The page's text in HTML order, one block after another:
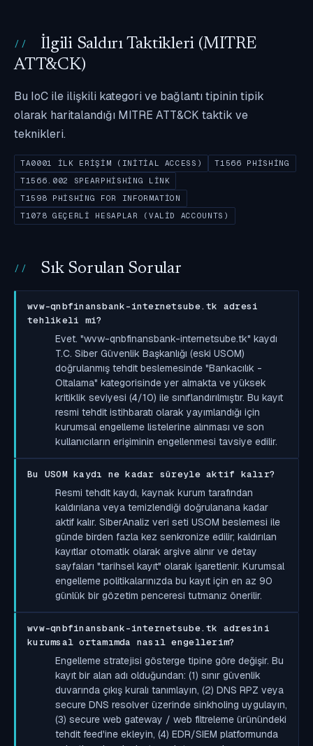
İlgili Saldırı Taktikleri (MITRE
ATT&CK)
Bu IoC ile ilişkili kategori ve bağlantı tipinin tipik
olarak haritalandığı MITRE ATT&CK taktik ve
teknikleri.
TA0001 İLK ERIŞIM (INITIAL ACCESS)
T1566 PHISHING
T1566.002 SPEARPHISHING LINK
T1598 PHISHING FOR INFORMATION
T1078 GEÇERLI HESAPLAR (VALID ACCOUNTS)
Sık Sorulan Sorular
wvw-qnbfinansbank-internetsube.tk adresi
tehlikeli mi?
Evet. "wvw-qnbfinansbank-internetsube.tk" kaydı
T.C. Siber Güvenlik Başkanlığı (eski USOM)
doğrulanmış tehdit beslemesinde "Bankacılık -
Oltalama" kategorisinde yer almakta ve yüksek
kritiklik seviyesi (4/10) ile sınıflandırılmıştır. Bu kayıt
resmi tehdit istihbaratı olarak yayımlandığı için
kurumsal engelleme listelerine alınması ve son
kullanıcıların erişiminin engellenmesi tavsiye edilir.
Bu USOM kaydı ne kadar süreyle aktif kalır?
Resmi tehdit kaydı, kaynak kurum tarafından
kaldırılana veya temizlendiği doğrulanana kadar
aktif kalır. SiberAnaliz veri seti USOM beslemesi ile
günde birden fazla kez senkronize edilir; kaldırılan
kayıtlar otomatik olarak arşive alınır ve detay
sayfaları "tarihsel kayıt" olarak işaretlenir. Kurumsal
engelleme politikalarınızda bu kayıt için en az 90
günlük bir gözetim penceresi tutmanız önerilir.
wvw-qnbfinansbank-internetsube.tk adresini
kurumsal ortamımda nasıl engellerim?
Engelleme stratejisi gösterge tipine göre değişir. Bu
kayıt bir alan adı olduğundan: (1) sınır güvenlik
duvarında çıkış kuralı tanımlayın, (2) DNS RPZ veya
secure DNS resolver üzerinde sinkholing uygulayın,
(3) secure web gateway / web filtreleme ürünündeki
tehdit feed'ine ekleyin, (4) EDR/SIEM platformunda